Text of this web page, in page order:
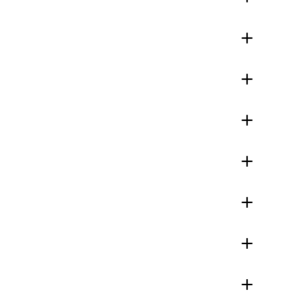






